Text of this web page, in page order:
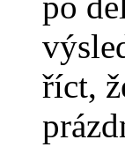
říct,